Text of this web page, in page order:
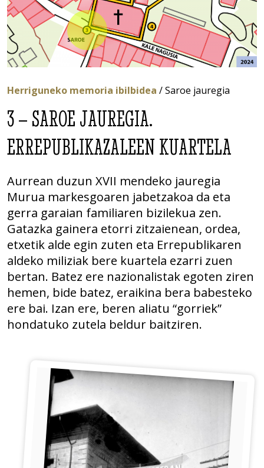
Herriguneko memoria ibilbidea / Saroe jauregia
3 – SAROE JAUREGIA.
ERREPUBLIKAZALEEN KUARTELA
Aurrean duzun XVII mendeko jauregia
Murua markesgoaren jabetzakoa da eta
gerra garaian familiaren bizilekua zen.
Gatazka gainera etorri zitzaienean, ordea,
etxetik alde egin zuten eta Errepublikaren
aldeko miliziak bere kuartela ezarri zuen
bertan. Batez ere nazionalistak egoten ziren
hemen, bide batez, eraikina bera babesteko
ere bai. Izan ere, beren aliatu “gorriek”
hondatuko zutela beldur baitziren.